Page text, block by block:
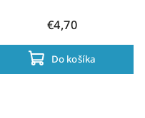
€4,70
Do košíka